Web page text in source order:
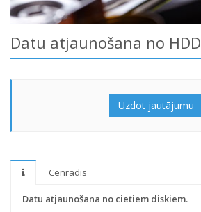
Datu atjaunošana no HDD
Uzdot jautājumu
Cenrādis
Datu atjaunošana no cietiem diskiem.